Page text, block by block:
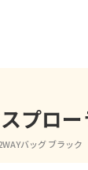
プロ
バッグ ブラック